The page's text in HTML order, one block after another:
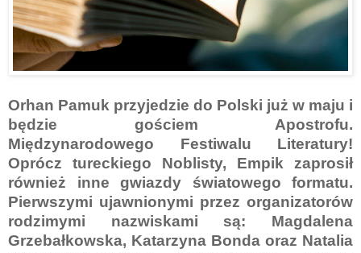
Orhan Pamuk przyjedzie do Polski już w maju i
będzie gościem Apostrofu.
Międzynarodowego Festiwalu Literatury!
Oprócz tureckiego Noblisty, Empik zaprosił
również inne gwiazdy światowego formatu.
Pierwszymi ujawnionymi przez organizatorów
rodzimymi nazwiskami są: Magdalena
Grzebałkowska, Katarzyna Bonda oraz Natalia